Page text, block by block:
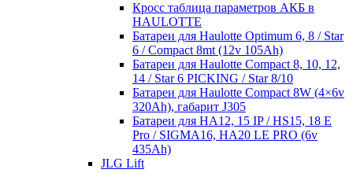
Кросc таблица параметров АКБ в
HAULOTTE
Батареи для Haulotte Optimum 6, 8 / Star
6 / Compact 8mt (12v 105Ah)
Батареи для Haulotte Compact 8, 10, 12,
14 / Star 6 PICKING / Star 8/10
Батареи для Haulotte Compact 8W (4×6v
320Ah), габарит J305
Батареи для HA12, 15 IP / HS15, 18 E
Pro / SIGMA16, HA20 LE PRO (6v
435Ah)
JLG Lift